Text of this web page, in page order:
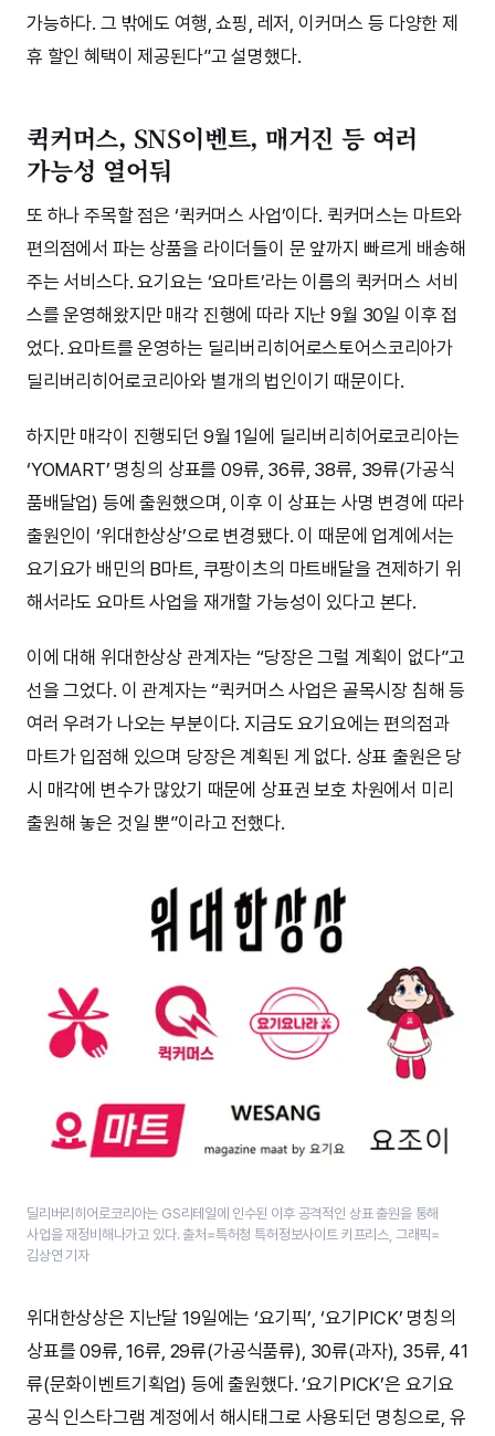
가능하다. 그 밖에도 여행, 쇼핑, 레저, 이커머스 등 다양한 제
휴 할인 혜택이 제공된다”고 설명했다.
퀵커머스, SNS이벤트, 매거진 등 여러
가능성 열어둬
또 하나 주목할 점은 ‘퀵커머스 사업’이다. 퀵커머스는 마트와
편의점에서 파는 상품을 라이더들이 문 앞까지 빠르게 배송해
주는 서비스다. 요기요는 ‘요마트’라는 이름의 퀵커머스 서비
스를 운영해왔지만 매각 진행에 따라 지난 9월 30일 이후 접
었다. 요마트를 운영하는 딜리버리히어로스토어스코리아가
딜리버리히어로코리아와 별개의 법인이기 때문이다.
하지만 매각이 진행되던 9월 1일에 딜리버리히어로코리아는
‘YOMART’ 명칭의 상표를 09류, 36류, 38류, 39류(가공식
품배달업) 등에 출원했으며, 이후 이 상표는 사명 변경에 따라
출원인이 ‘위대한상상’으로 변경됐다. 이 때문에 업계에서는
요기요가 배민의 B마트, 쿠팡이츠의 마트배달을 견제하기 위
해서라도 요마트 사업을 재개할 가능성이 있다고 본다.
이에 대해 위대한상상 관계자는 “당장은 그럴 계획이 없다”고
선을 그었다. 이 관계자는 “퀵커머스 사업은 골목시장 침해 등
여러 우려가 나오는 부분이다. 지금도 요기요에는 편의점과
마트가 입점해 있으며 당장은 계획된 게 없다. 상표 출원은 당
시 매각에 변수가 많았기 때문에 상표권 보호 차원에서 미리
출원해 놓은 것일 뿐”이라고 전했다.
딜리버리히어로코리아는 GS리테일에 인수된 이후 공격적인 상표 출원을 통해
사업을 재정비해나가고 있다. 출처=특허청 특허정보사이트 키프리스, 그래픽=
김상연 기자
위대한상상은 지난달 19일에는 ‘요기픽’, ‘요기PICK’ 명칭의
상표를 09류, 16류, 29류(가공식품류), 30류(과자), 35류, 41
류(문화이벤트기획업) 등에 출원했다. ‘요기PICK’은 요기요
공식 인스타그램 계정에서 해시태그로 사용되던 명칭으로, 유